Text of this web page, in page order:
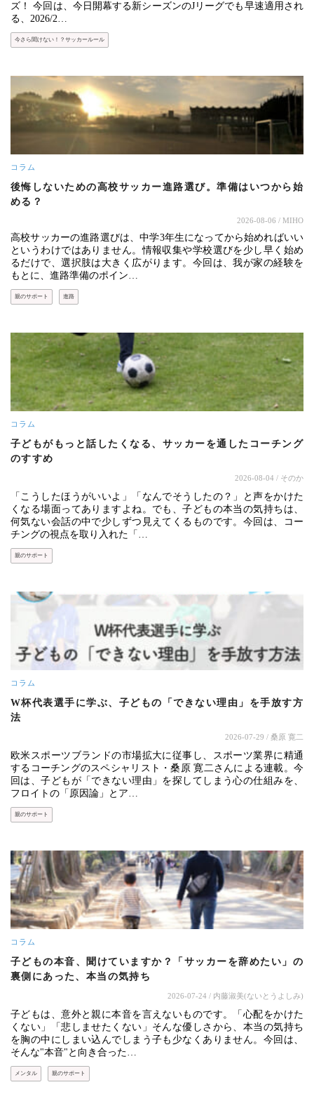
ズ！ 今回は、今日開幕する新シーズンのJリーグでも早速適用され
る、2026/2…
今さら聞けない！？サッカールール
コラム
後悔しないための高校サッカー進路選び。準備はいつから始
める？
2026-08-06 / MIHO
高校サッカーの進路選びは、中学3年生になってから始めればいい
というわけではありません。情報収集や学校選びを少し早く始め
るだけで、選択肢は大きく広がります。今回は、我が家の経験を
もとに、進路準備のポイン…
親のサポート 進路
コラム
子どもがもっと話したくなる、サッカーを通したコーチング
のすすめ
2026-08-04 / そのか
「こうしたほうがいいよ」「なんでそうしたの？」と声をかけた
くなる場面ってありますよね。でも、子どもの本当の気持ちは、
何気ない会話の中で少しずつ見えてくるものです。今回は、コー
チングの視点を取り入れた「…
親のサポート
コラム
W杯代表選手に学ぶ、子どもの「できない理由」を手放す方
法
2026-07-29 / 桑原 寛二
欧米スポーツブランドの市場拡大に従事し、スポーツ業界に精通
するコーチングのスペシャリスト・桑原 寛二さんによる連載。今
回は、子どもが「できない理由」を探してしまう心の仕組みを、
フロイトの「原因論」とア…
親のサポート
コラム
子どもの本音、聞けていますか？「サッカーを辞めたい」の
裏側にあった、本当の気持ち
2026-07-24 / 内藤淑美(ないとうよしみ)
子どもは、意外と親に本音を言えないものです。「心配をかけた
くない」「悲しませたくない」そんな優しさから、本当の気持ち
を胸の中にしまい込んでしまう子も少なくありません。今回は、
そんな"本音"と向き合った…
メンタル 親のサポート